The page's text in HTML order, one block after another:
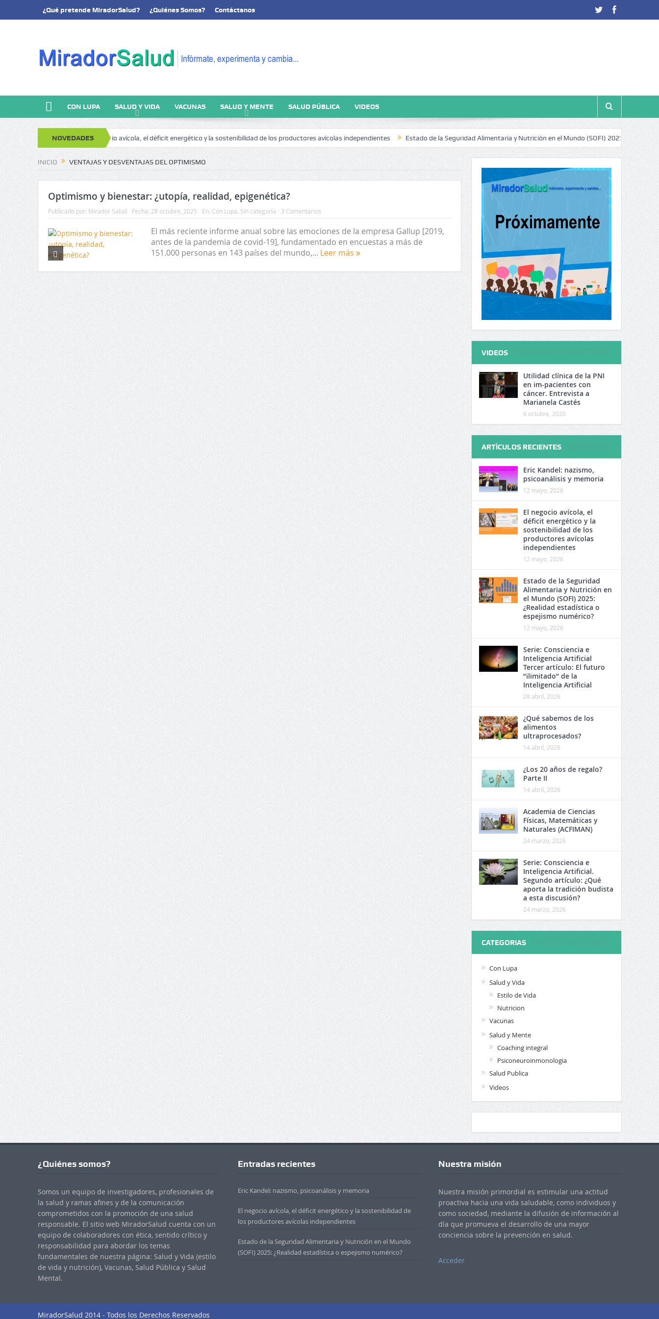
¿Qué pretende MiradorSalud? ¿Quiénes Somos? Contáctanos
CON LUPA SALUD Y VIDA VACUNAS SALUD Y MENTE SALUD PÚBLICA VIDEOS
NOVEDADES
y memoria El negocio avícola, el déficit energético y la sostenibilidad de los productores avícolas independientes Estado de la Seguridad Alimentaria y Nutrición en el Mundo (SOFI) 2025: ¿Realidad
INICIO VENTAJAS Y DESVENTAJAS DEL OPTIMISMO
Optimismo y bienestar: ¿utopía, realidad, epigenética?
Publicado por: Mirador Salud Fecha: 28 octubre, 2025 En: Con Lupa Sin categoría 3 Comentarios
El más reciente informe anual sobre las emociones de la empresa Gallup [2019,
antes de la pandemia de covid-19], fundamentado en encuestas a más de
151.000 personas en 143 países del mundo,... Leer más
VIDEOS
Utilidad clínica de la PNI
en im-pacientes con
cáncer. Entrevista a
Marianela Castés
6 octubre, 2020
ARTÍCULOS RECIENTES
Eric Kandel: nazismo,
psicoanálisis y memoria
12 mayo, 2026
El negocio avícola, el
déficit energético y la
sostenibilidad de los
productores avícolas
independientes
12 mayo, 2026
Estado de la Seguridad
Alimentaria y Nutrición en
el Mundo (SOFI) 2025:
¿Realidad estadística o
espejismo numérico?
12 mayo, 2026
Serie: Consciencia e
Inteligencia Artificial
Tercer artículo: El futuro
“ilimitado” de la
Inteligencia Artificial
28 abril, 2026
¿Qué sabemos de los
alimentos
ultraprocesados?
14 abril, 2026
¿Los 20 años de regalo?
Parte II
14 abril, 2026
Academia de Ciencias
Físicas, Matemáticas y
Naturales (ACFIMAN)
24 marzo, 2026
Serie: Consciencia e
Inteligencia Artificial.
Segundo artículo: ¿Qué
aporta la tradición budista
a esta discusión?
24 marzo, 2026
CATEGORIAS
Con Lupa
Salud y Vida
Estilo de Vida
Nutricion
Vacunas
Salud y Mente
Coaching integral
Psiconeuroinmonologia
Salud Publica
Videos
¿Quiénes somos?
Somos un equipo de investigadores, profesionales de
la salud y ramas afines y de la comunicación
comprometidos con la promoción de una salud
responsable. El sitio web MiradorSalud cuenta con un
equipo de colaboradores con ética, sentido crítico y
responsabilidad para abordar los temas
fundamentales de nuestra página: Salud y Vida (estilo
de vida y nutrición), Vacunas, Salud Pública y Salud
Mental.
Entradas recientes
Eric Kandel: nazismo, psicoanálisis y memoria
El negocio avícola, el déficit energético y la sostenibilidad de
los productores avícolas independientes
Estado de la Seguridad Alimentaria y Nutrición en el Mundo
(SOFI) 2025: ¿Realidad estadística o espejismo numérico?
Nuestra misión
Nuestra misión primordial es estimular una actitud
proactiva hacia una vida saludable, como individuos y
como sociedad, mediante la difusión de información al
día que promueva el desarrollo de una mayor
conciencia sobre la prevención en salud.
Acceder
MiradorSalud 2014 - Todos los Derechos Reservados